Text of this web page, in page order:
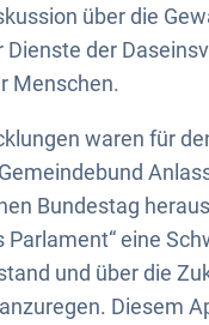
über die
Dienste der
Menschen.
waren für
Bundestag
Parlament“ eine
und über die
Diesem